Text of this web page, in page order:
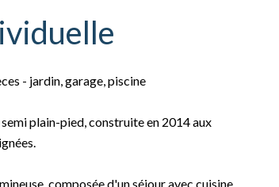
- jardin, garage, piscine
plain-pied, construite en 2014 aux
composée d'un séjour avec cuisine